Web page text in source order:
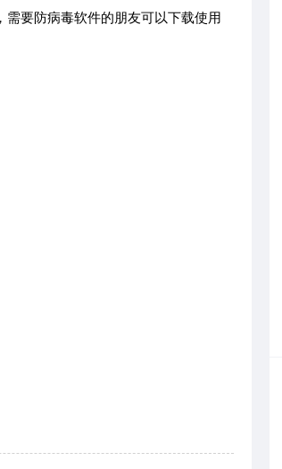
要防病毒软件的朋友可以下载使用